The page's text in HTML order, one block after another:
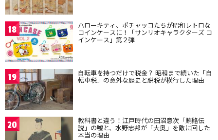
18 ハローキティ、ポチャッコたちが昭和レトロな
コインケースに！「サンリオキャラクターズ コ
インケース」第２弾
19 自転車を持つだけで税金？ 昭和まで続いた「自
転車税」の意外な歴史と脱税が横行した理由
20 教科書と違う！江戸時代の田沼意次「賄賂伝
説」の嘘と、水野忠邦が「大奥」を敵に回した
本当の理由